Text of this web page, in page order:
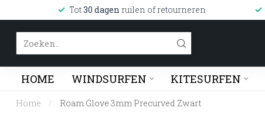
Tot30 dagen ruilen of retourneren
HOME WINDSURFEN KITESURFEN
Home / Roam Glove 3mm Precurved Zwart